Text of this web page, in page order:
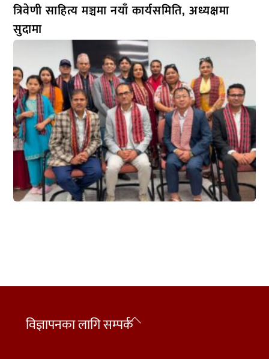
त्रिवेणी साहित्य मञ्चमा नयाँ कार्यसमिति, अध्यक्षमा
सुदामा
Back
विज्ञापनका लागि सम्पर्क